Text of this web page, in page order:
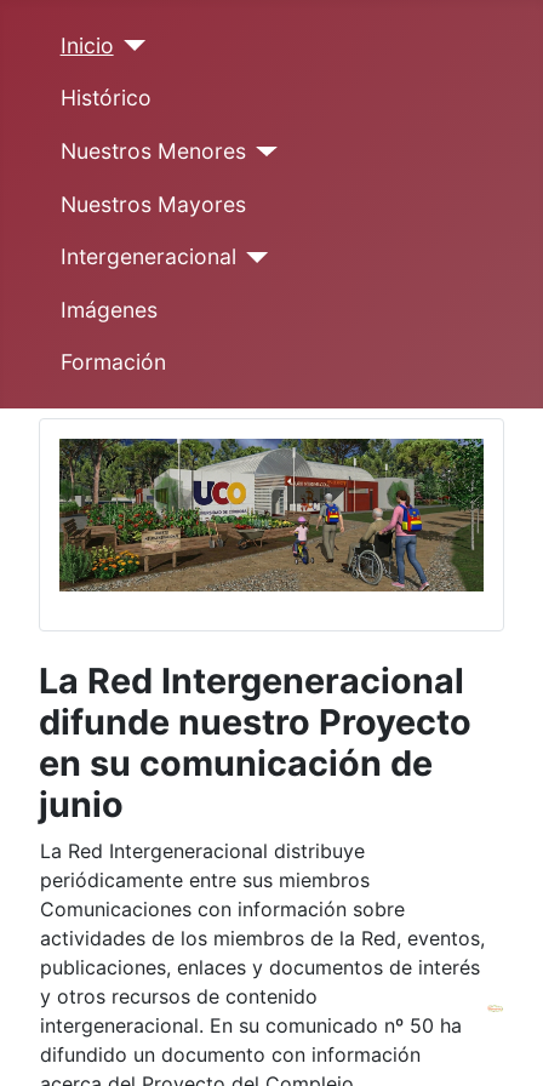
Inicio
Histórico
Nuestros Menores
Nuestros Mayores
Intergeneracional
Imágenes
Formación
La Red Intergeneracional
difunde nuestro Proyecto
en su comunicación de
junio
La Red Intergeneracional distribuye
periódicamente entre sus miembros
Comunicaciones con información sobre
actividades de los miembros de la Red, eventos,
publicaciones, enlaces y documentos de interés
y otros recursos de contenido
intergeneracional. En su comunicado nº 50 ha
difundido un documento con información